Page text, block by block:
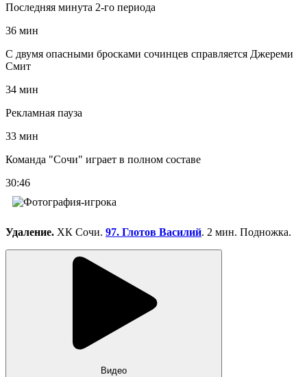
Последняя минута 2-го периода
36 мин
С двумя опасными бросками сочинцев справляется Джереми
Смит
34 мин
Рекламная пауза
33 мин
Команда "Сочи" играет в полном составе
30:46
Удаление. ХК Сочи. 97. Глотов Василий. 2 мин. Подножка.
Видео